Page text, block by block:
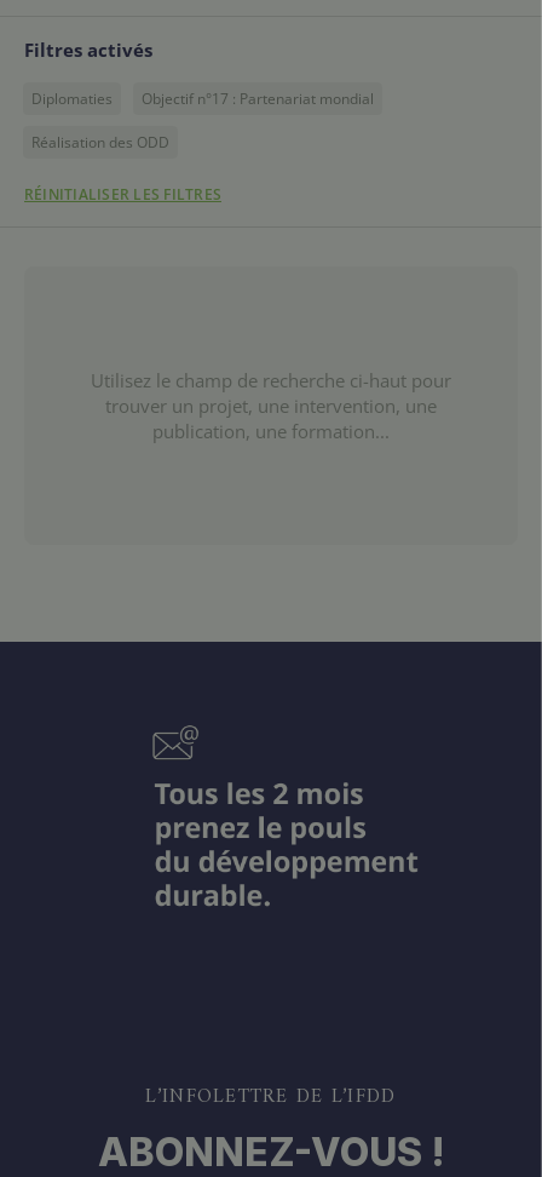
Filtres activés
Diplomaties Objectif n°17 : Partenariat mondial
Réalisation des ODD
RÉINITIALISER LES FILTRES
Utilisez le champ de recherche ci-haut pour
trouver un projet, une intervention, une
publication, une formation...
L’INFOLETTRE DE L’IFDD
ABONNEZ-VOUS !